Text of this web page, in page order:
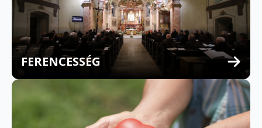
FERENCESSÉG
MULTILINGUAL CONFESSION